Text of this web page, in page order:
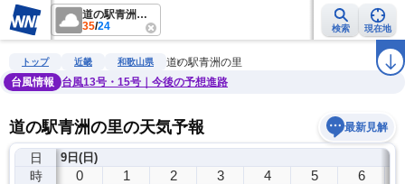
道の駅青洲の里
35/24 検索 現在地
雨雲レーダー 台風情報 地震情報 警報・注意報 ラ
トップ 近畿 和歌山県
道の駅青洲の里
台風情報
台風13号・15号｜今後の予想進路
道の駅青洲の里の天気予報 最新見解
日
時
8日(土)
23
9日(日)
0 1 2 3 4 5 6